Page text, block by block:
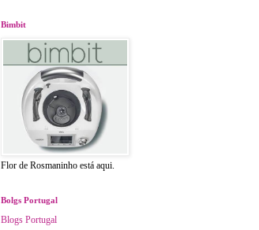
Bimbit
Flor de Rosmaninho está aqui.
Bolgs Portugal
Blogs Portugal